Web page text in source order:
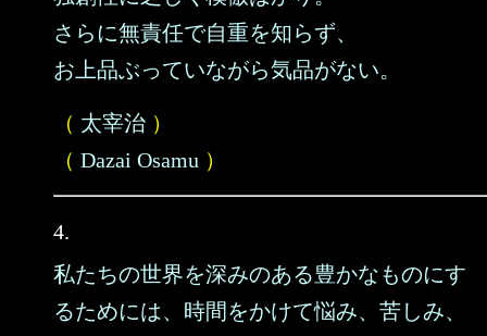
さらに無責任で自重を知らず、
お上品ぶっていながら気品がない。
（ 太宰治 ）
（ Dazai Osamu ）
4.
私たちの世界を深みのある豊かなものにす
るためには、時間をかけて悩み、苦しみ、